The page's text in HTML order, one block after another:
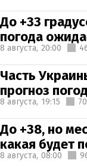
До +33
погода
8 августа, 20:00
Часть
прогноз
8 августа, 19:15
До +38, но
какая будет
8 августа, 08:00